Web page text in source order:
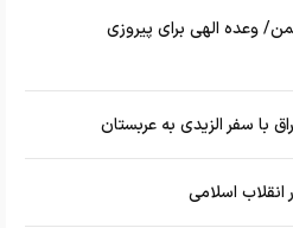
وعده الهی برای پیروزی
با سفر الزیدی به عربستان
اسلامی